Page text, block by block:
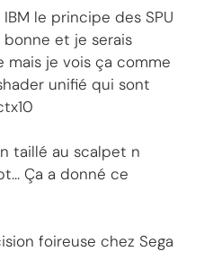
le principe des SPU
et je serais
mais je vois ça comme
unifié qui sont
taillé au scalpet n
Ça a donné ce
foireuse chez Sega